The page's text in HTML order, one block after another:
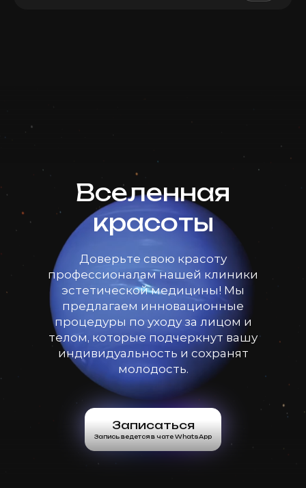
Вселенная
красоты
Доверьте свою красоту
профессионалам нашей клиники
эстетической медицины! Мы
предлагаем инновационные
процедуры по уходу за лицом и
телом, которые подчеркнут вашу
индивидуальность и сохранят
молодость.
Записаться
Запись ведется в чате WhatsApp